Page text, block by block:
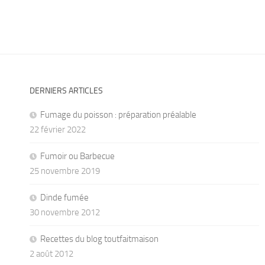
DERNIERS ARTICLES
Fumage du poisson : préparation préalable
22 février 2022
Fumoir ou Barbecue
25 novembre 2019
Dinde fumée
30 novembre 2012
Recettes du blog toutfaitmaison
2 août 2012